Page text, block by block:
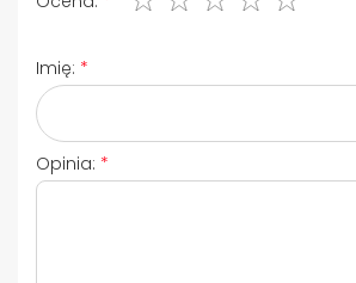
Imię:
Opinia: